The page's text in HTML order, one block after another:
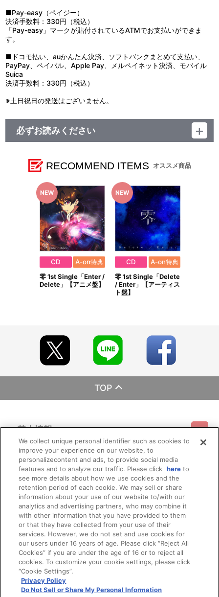
■Pay-easy（ペイジー）
決済手数料：330円（税込）
「Pay-easy」マークが貼付されているATMでお支払いができま
す。
■ドコモ払い、auかんたん決済、ソフトバンクまとめて支払い、
PayPay、ペイパル、Apple Pay、メルペイネット決済、モバイル
Suica
決済手数料：330円（税込）
※土日祝日の発送はございません。
必ずお読みください
【アーティスト盤】【アニメ盤】とは発売日が異なりますので、ご
了承ください。
【商品の取り扱い】
A-on STORE
A-on STORE Powered by A!SMART
※今後、その他店舗やイベント会場、海外等で販売する場合がご
ざいます。詳細は公式サイト等でご案内いたします。
【ご注意（必ずお読みください）】
■商品について
※本商品は、A-on STORE Powered by A!SMARTにて販売され
る商品と同じ商品となります。
※2024年12月16日(月)までに予約された方には必ず商品をご用意
いたします。以降は準備数に達し次第、販売終了となります。
※撮影環境やご利用のモニター環境により、実物と多少異なって
見える場合がございます。
※商品画像はイメージです。実際の仕様とは異なる場合がござい
ます。あらかじめご了承ください。
※すでにご注文しているかのご確認には、「マイページ」→「ご
注文履歴」にてご確認いただけます。
■特典について
ゴ使用）は、ショッピングカート画面に特典の表示が無い場合、特
典は終了となっております。
あらかじめご了承ください。
※特典は商品に同梱してお届けいたします。
※特典画像はイメージです。実際の仕様とは異なる場合がござい
ます。あらかじめご了承ください。
※特典・仕様等は予告なく変更となる場合がございます。
■ご注文・お支払いについて
※ご注文は、１注文につき2個までとなります。
※本商品のご注文はバンダイナムコフィルムワークス公式ショッ
プ『A-on STORE』が承り、発送を行います。
なお、ご注文には、バンダイナムコフィルムワークス公式ショ
ップ『A-on STORE』の会員登録（無料）が必要となります。
※A-on STOREでの決済方法は「カード決済」「コンビニ決済」
「Pay-easy（ペイジー）」「WEB・スマホ決済」のみとなりま
す。
※メール受信設定を行っているお客様につきましては、必ず
[@bnfw.co.jp]のドメイン指定受信の設定をお願いいたします。
RECOMMEND ITEMS オススメ商品
CD
A-on特典
零 1st Single「Enter /
Delete」【アニメ盤】
CD
A-on特典
零 1st Single「Delete
/ Enter」【アーティス
ト盤】
TOP
基本情報
利用規約 特定商取引法に基づく表示 プライバシーポリシー
プライバシーオプション 会社概要
ご利用情報
ご利用ガイド サイトマップ お問い合わせ
Do Not Sell or Share My Personal Information
会員メニュー
ログイン 会員規約 新規会員登録
その他のご案内
公式X バンダイナムコフィルムワークス
We collect unique personal identifier such as cookies to
improve your experience on our website, to
personalizecontent and ads, to provide social media
features and to analyze our traffic. Please click here to
see more details about how we use cookies and the
retention period of each cookie. We may sell or share
information about your use of our website to/with our
analytics and advertising partners, who may combine it
with other information that you have provided to them
or that they have collected from your use of their
services. However, we do not set and use cookies for
our users under 16 years of age. Please click “Reject All
Cookies” if you are under the age of 16 or to reject all
cookies. To customize your cookie settings, please click
“Cookie Settings”.
Privacy Policy
Do Not Sell or Share My Personal Information